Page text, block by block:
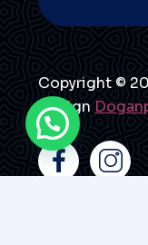
Copyright ©
Design